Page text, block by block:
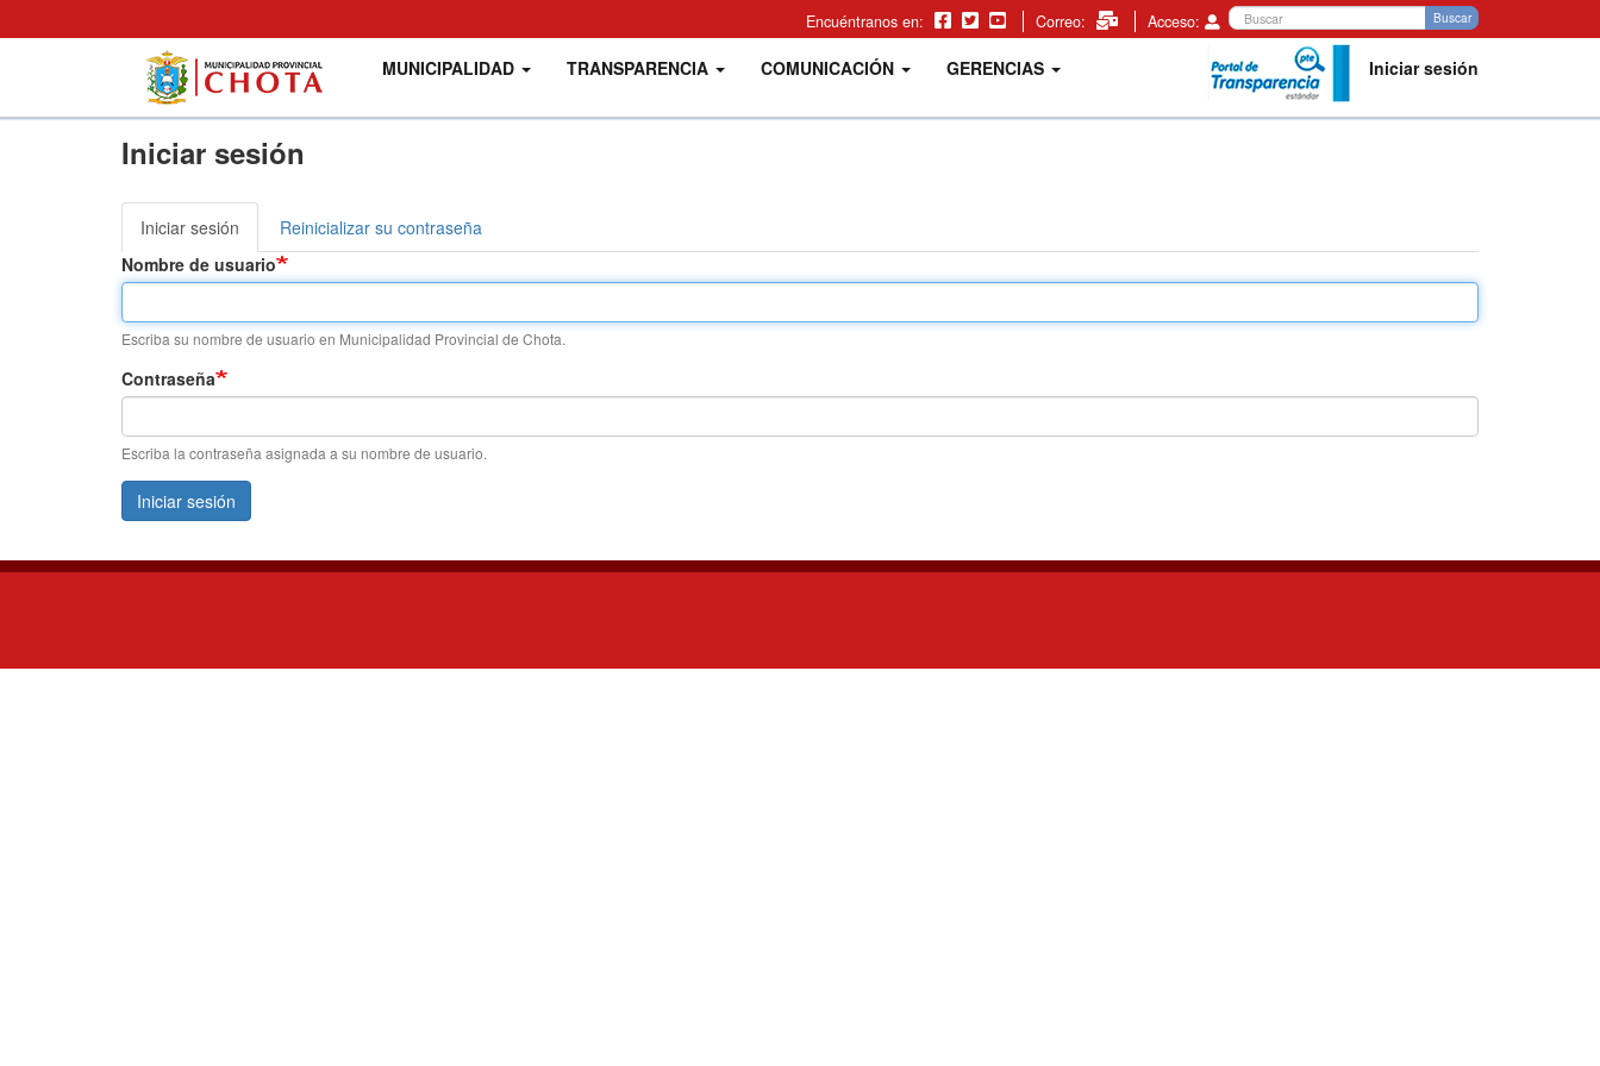
Pasar
Encuéntranos en: Correo: Acceso: Buscar
Buscar
Main
navigation
MUNICIPALIDAD TRANSPARENCIA COMUNICACIÓN GERENCIAS
User
account
menu
Iniciar sesión
Iniciar sesión
Solapas
principales
Iniciar sesión (solapa
activa)
Reinicializar su contraseña
Nombre de usuario
Escriba su nombre de usuario en Municipalidad Provincial de Chota.
Contraseña
Escriba la contraseña asignada a su nombre de usuario.
Iniciar sesión